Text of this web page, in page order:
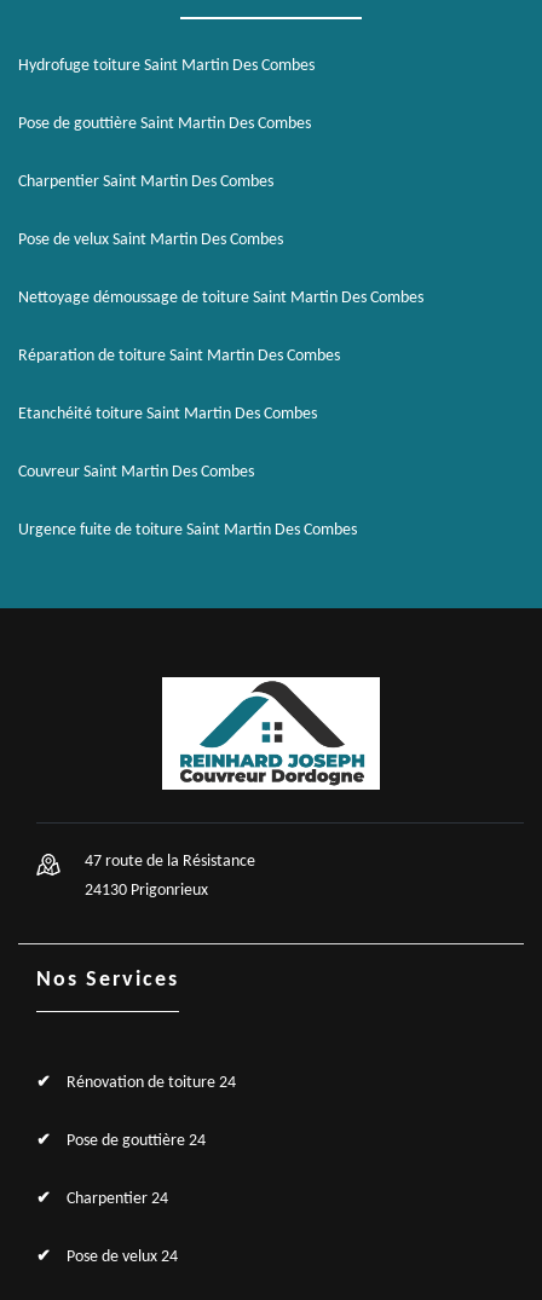
Hydrofuge toiture Saint Martin Des Combes
Pose de gouttière Saint Martin Des Combes
Charpentier Saint Martin Des Combes
Pose de velux Saint Martin Des Combes
Nettoyage démoussage de toiture Saint Martin Des Combes
Réparation de toiture Saint Martin Des Combes
Etanchéité toiture Saint Martin Des Combes
Couvreur Saint Martin Des Combes
Urgence fuite de toiture Saint Martin Des Combes
47 route de la Résistance
24130 Prigonrieux
Nos Services
Rénovation de toiture 24
Pose de gouttière 24
Charpentier 24
Pose de velux 24